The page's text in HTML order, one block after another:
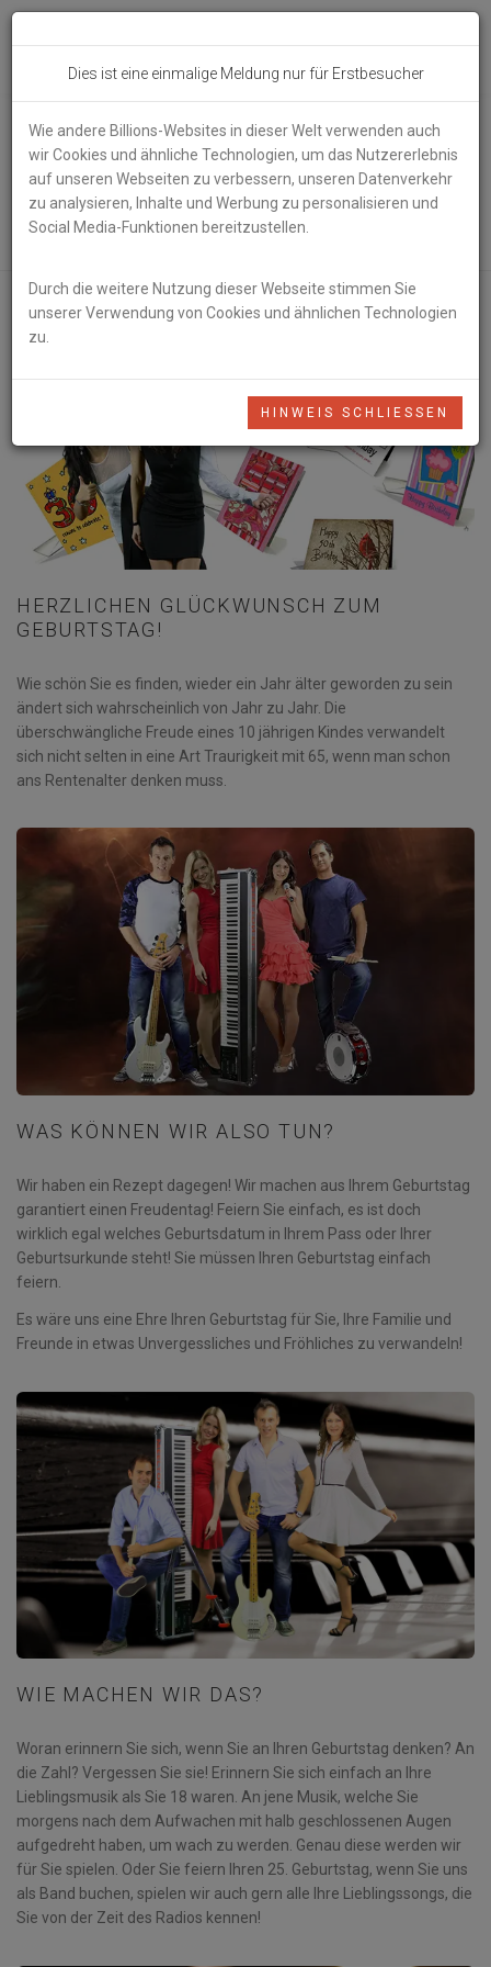
Dies ist eine einmalige Meldung nur für Erstbesucher
Wie andere Billions-Websites in dieser Welt verwenden auch
wir Cookies und ähnliche Technologien, um das Nutzererlebnis
auf unseren Webseiten zu verbessern, unseren Datenverkehr
zu analysieren, Inhalte und Werbung zu personalisieren und
Social Media-Funktionen bereitzustellen.
Durch die weitere Nutzung dieser Webseite stimmen Sie
unserer Verwendung von Cookies und ähnlichen Technologien
zu.
HINWEIS SCHLIESSEN
Musik für
Geburtstagsparty
HERZLICHEN GLÜCKWUNSCH ZUM
GEBURTSTAG!
Wie schön Sie es finden, wieder ein Jahr älter geworden zu sein
ändert sich wahrscheinlich von Jahr zu Jahr. Die
überschwängliche Freude eines 10 jährigen Kindes verwandelt
sich nicht selten in eine Art Traurigkeit mit 65, wenn man schon
ans Rentenalter denken muss.
WAS KÖNNEN WIR ALSO TUN?
Wir haben ein Rezept dagegen! Wir machen aus Ihrem Geburtstag
garantiert einen Freudentag! Feiern Sie einfach, es ist doch
wirklich egal welches Geburtsdatum in Ihrem Pass oder Ihrer
Geburtsurkunde steht! Sie müssen Ihren Geburtstag einfach
feiern.
Es wäre uns eine Ehre Ihren Geburtstag für Sie, Ihre Familie und
Freunde in etwas Unvergessliches und Fröhliches zu verwandeln!
WIE MACHEN WIR DAS?
Woran erinnern Sie sich, wenn Sie an Ihren Geburtstag denken? An
die Zahl? Vergessen Sie sie! Erinnern Sie sich einfach an Ihre
Lieblingsmusik als Sie 18 waren. An jene Musik, welche Sie
morgens nach dem Aufwachen mit halb geschlossenen Augen
aufgedreht haben, um wach zu werden. Genau diese werden wir
für Sie spielen. Oder Sie feiern Ihren 25. Geburtstag, wenn Sie uns
als Band buchen, spielen wir auch gern alle Ihre Lieblingssongs, die
Sie von der Zeit des Radios kennen!